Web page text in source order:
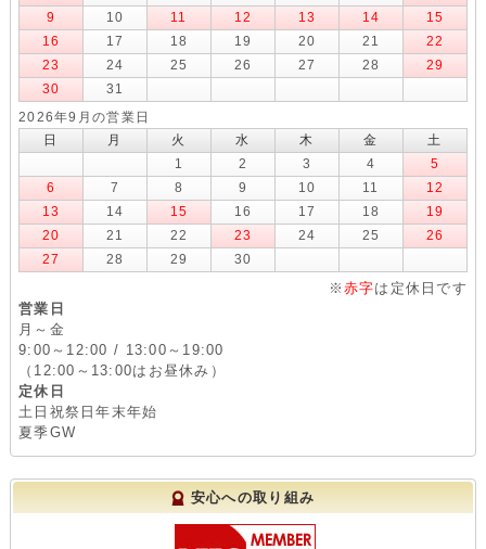
9
10 11 12 13 14
15
16
17 18 19 20 21
22
23
24 25 26 27 28
29
30
31
2026年9月の営業日
日
月 火 水 木 金
土
1
2 3 4
5
6
7 8 9 10 11
12
13
14 15 16 17 18
19
20
21 22 23 24 25
26
27
28 29 30
※ 赤字は定休日です
営業日
月～金
9:00～12:00 / 13:00～19:00
（12:00～13:00はお昼休み）
定休日
土日祝祭日年末年始
夏季GW
安心への取り組み